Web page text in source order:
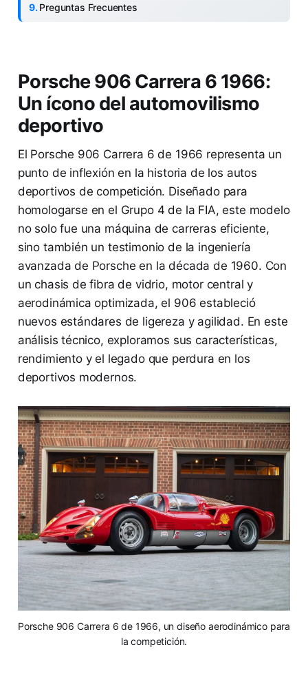
Preguntas Frecuentes
Porsche 906 Carrera 6 1966:
Un ícono del automovilismo
deportivo
El Porsche 906 Carrera 6 de 1966 representa un
punto de inflexión en la historia de los autos
deportivos de competición. Diseñado para
homologarse en el Grupo 4 de la FIA, este modelo
no solo fue una máquina de carreras eficiente,
sino también un testimonio de la ingeniería
avanzada de Porsche en la década de 1960. Con
un chasis de fibra de vidrio, motor central y
aerodinámica optimizada, el 906 estableció
nuevos estándares de ligereza y agilidad. En este
análisis técnico, exploramos sus características,
rendimiento y el legado que perdura en los
deportivos modernos.
Porsche 906 Carrera 6 de 1966, un diseño aerodinámico para
la competición.